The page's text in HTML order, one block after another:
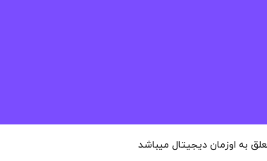
به اوزمان دیجیتال میباشد